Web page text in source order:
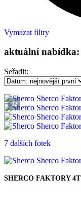
Vymazat filtry
aktuální nabídka:
Seřadit:
7 dalších fotek
12
SHERCO FAKTORY 4T